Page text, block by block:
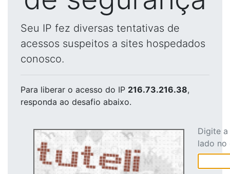
Seu IP fez diversas tentativas de
acessos suspeitos a sites hospedados
conosco.
Para liberar o acesso do IP 216.73.216.38,
responda ao desafio abaixo.
Digite
lado no